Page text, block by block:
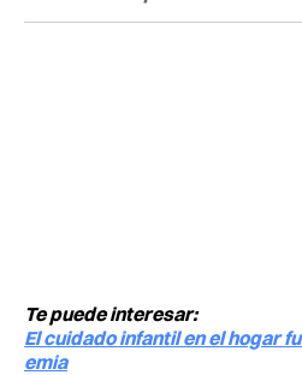
Te puede interesar:
El cuidado infantil en el hogar
emia